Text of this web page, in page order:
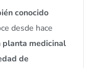
conocido
desde hace
planta medicinal
de